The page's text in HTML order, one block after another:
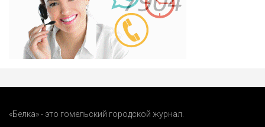
«Белка» - это гомельский городской журнал.